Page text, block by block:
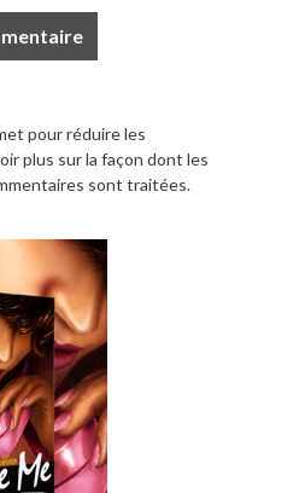
pour réduire les
plus sur la façon dont les
sont traitées.